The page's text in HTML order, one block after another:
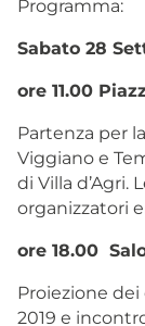
Programma:
Sabato 28
ore 11.00
Partenza per
Viggiano e
di Villa d’Agri.
organizzatori
ore 18.00
Proiezione dei
2019 e